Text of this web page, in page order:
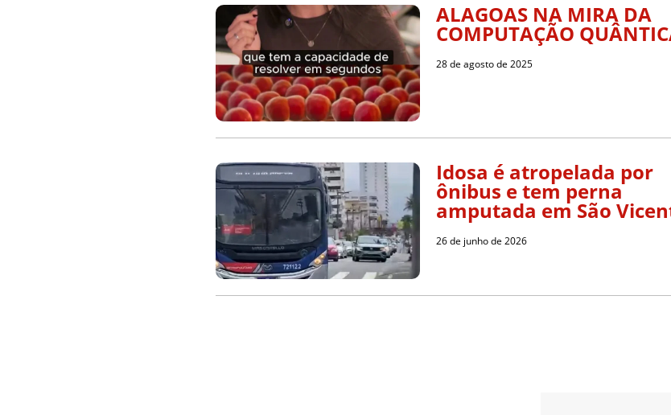
ALAGOAS NA MIRA DA
COMPUTAÇÃO
28 de agosto de 2025
Idosa é atropelada por
ônibus e tem perna
amputada em São
26 de junho de 2026